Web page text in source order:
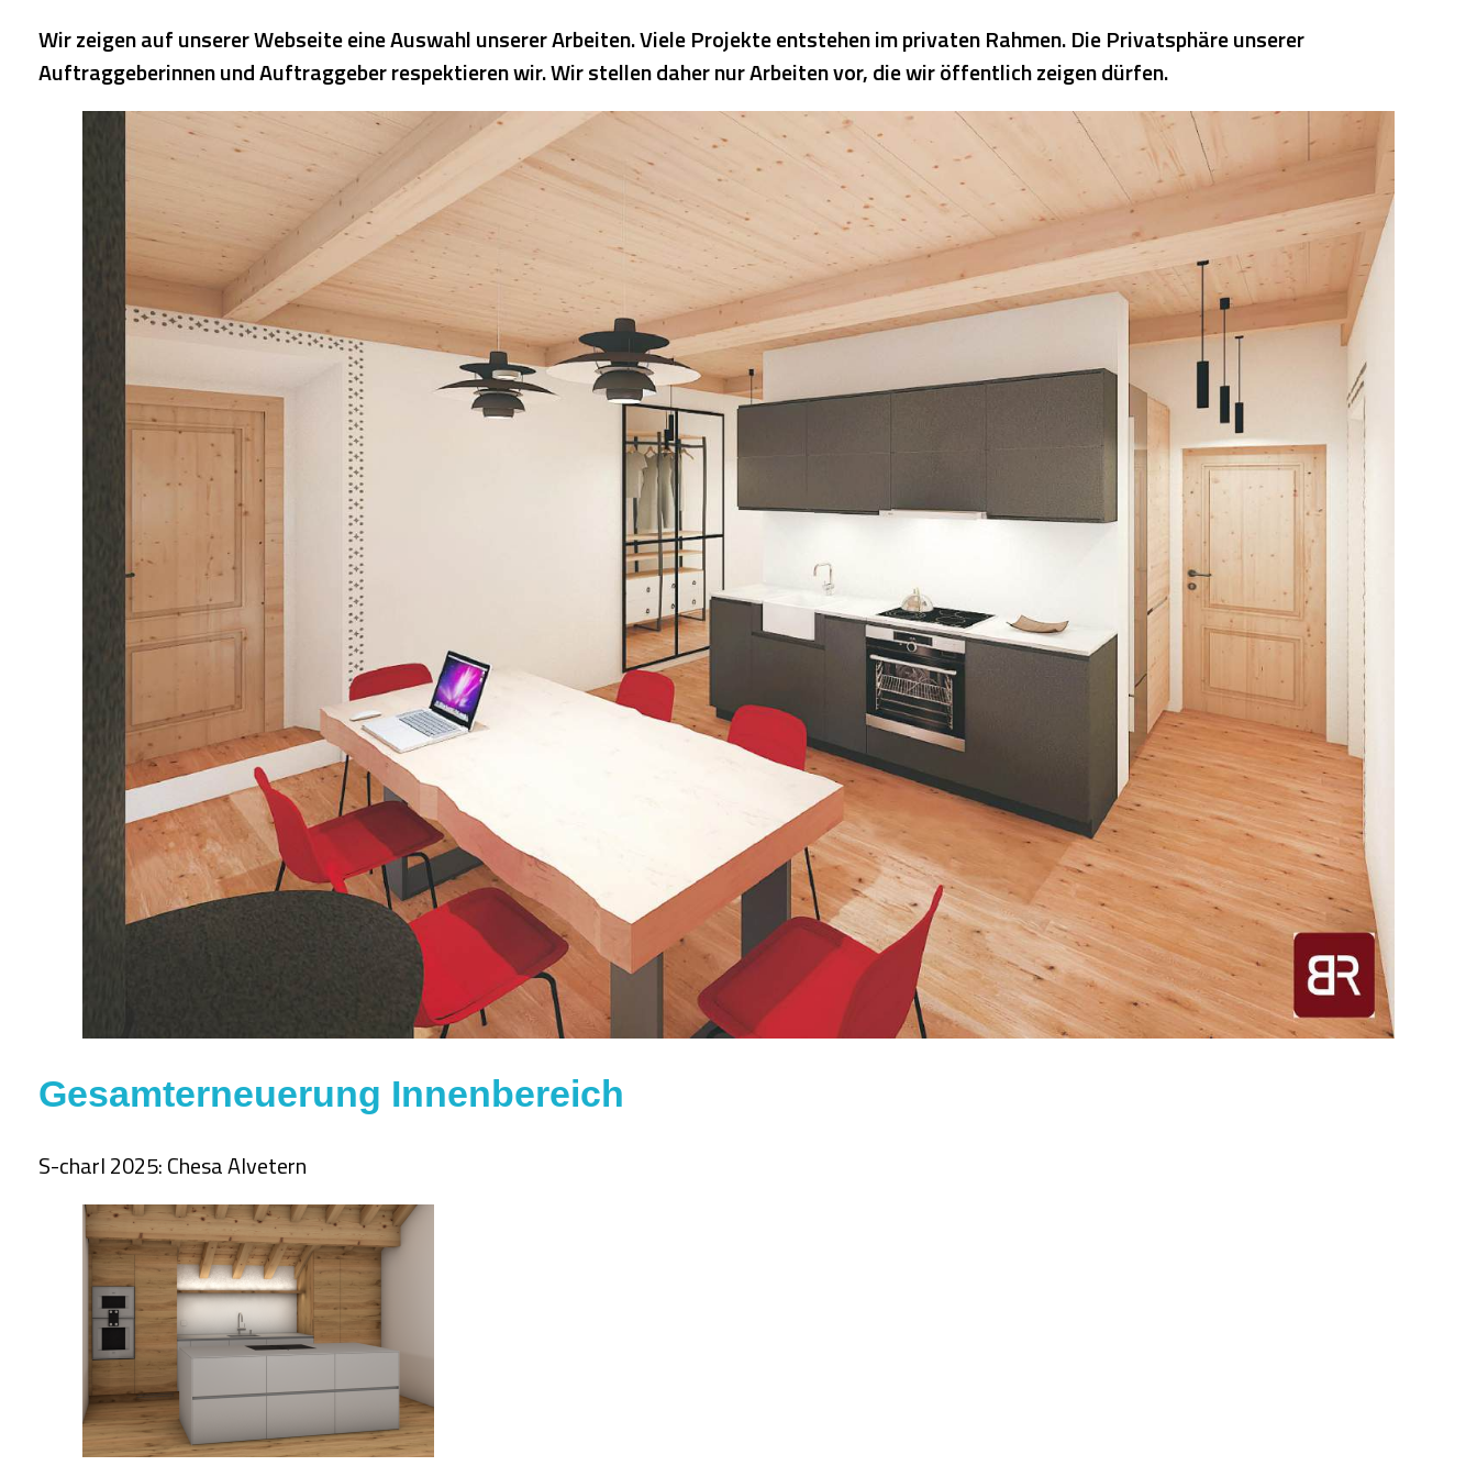
Wir zeigen auf unserer Webseite eine Auswahl unserer Arbeiten. Viele Projekte entstehen im privaten Rahmen. Die Privatsphäre unserer
Auftraggeberinnen und Auftraggeber respektieren wir. Wir stellen daher nur Arbeiten vor, die wir öffentlich zeigen dürfen.
Gesamterneuerung Innenbereich
S-charl 2025: Chesa Alvetern